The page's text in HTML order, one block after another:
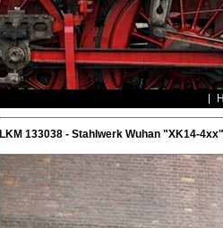
LKM 133038 - Stahlwerk Wuhan "XK14-4xx"